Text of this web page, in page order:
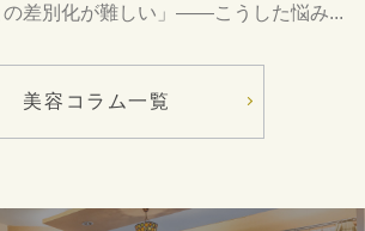
の差別化が難しい」――こうした悩み...
美容コラム一覧